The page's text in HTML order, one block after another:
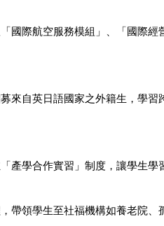
國際航空服務模組」、「國際
來自英日語國家之外籍生，學
產學合作實習」制度，讓學生學
領學生至社福機構如養老院、